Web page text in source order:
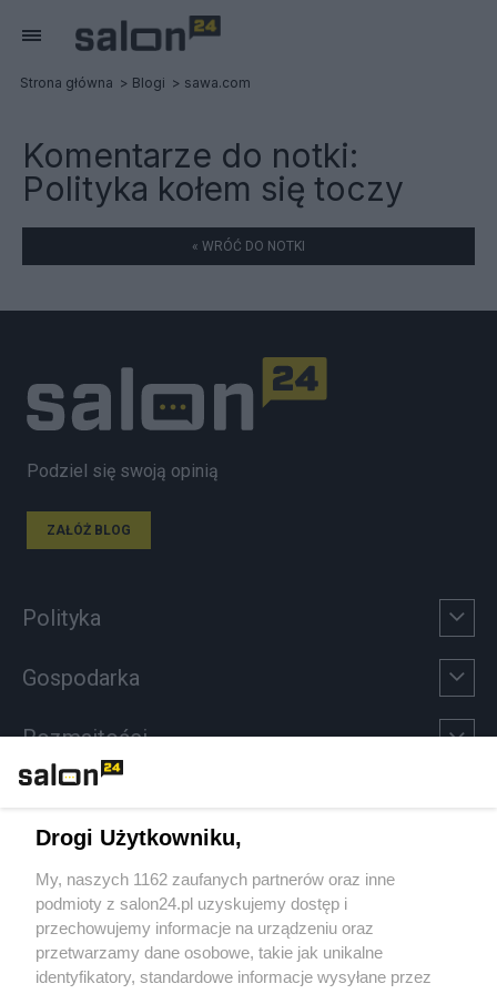
Strona główna Blogi sawa.com
Komentarze do notki:
Polityka kołem się toczy
« WRÓĆ DO NOTKI
Podziel się swoją opinią
ZAŁÓŻ BLOG
Polityka
Gospodarka
Rozmaitości
Sport
Społeczeństwo
Kultura
Drogi Użytkowniku,
My, naszych 1162 zaufanych partnerów oraz inne
podmioty z salon24.pl uzyskujemy dostęp i
przechowujemy informacje na urządzeniu oraz
przetwarzamy dane osobowe, takie jak unikalne
identyfikatory, standardowe informacje wysyłane przez